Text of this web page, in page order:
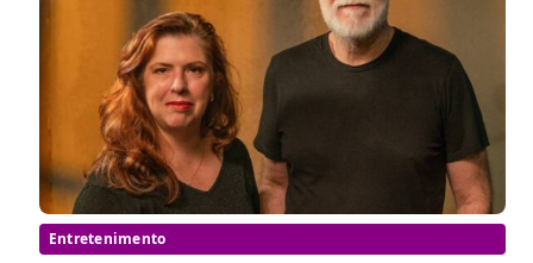
Entretenimento